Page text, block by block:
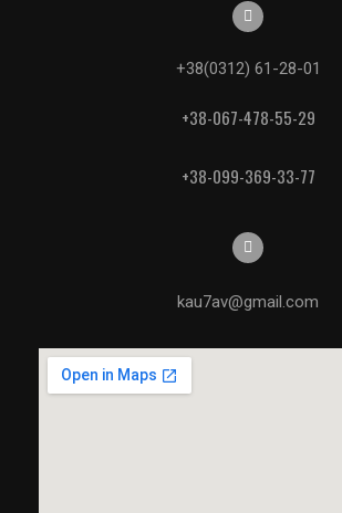
+38(0312) 61-28-01
+38-067-478-55-29
+38-099-369-33-77
kau7av@gmail.com